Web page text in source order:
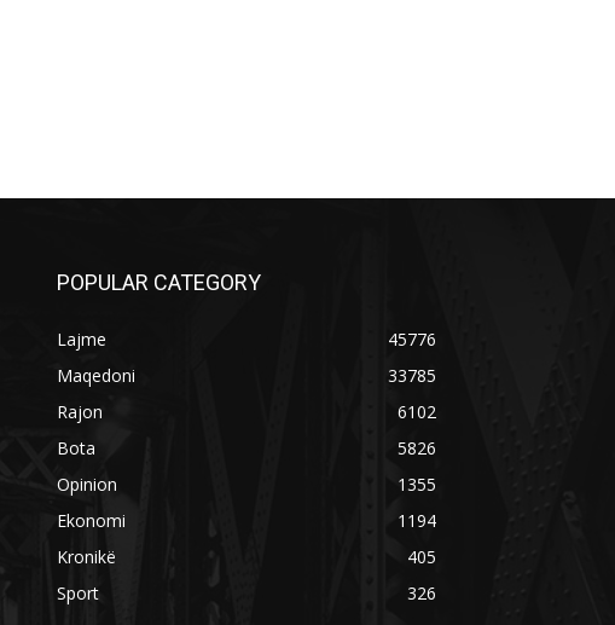
POPULAR CATEGORY
Lajme
45776
Maqedoni
33785
Rajon
6102
Bota
5826
Opinion
1355
Ekonomi
1194
Kronikë
405
Sport
326